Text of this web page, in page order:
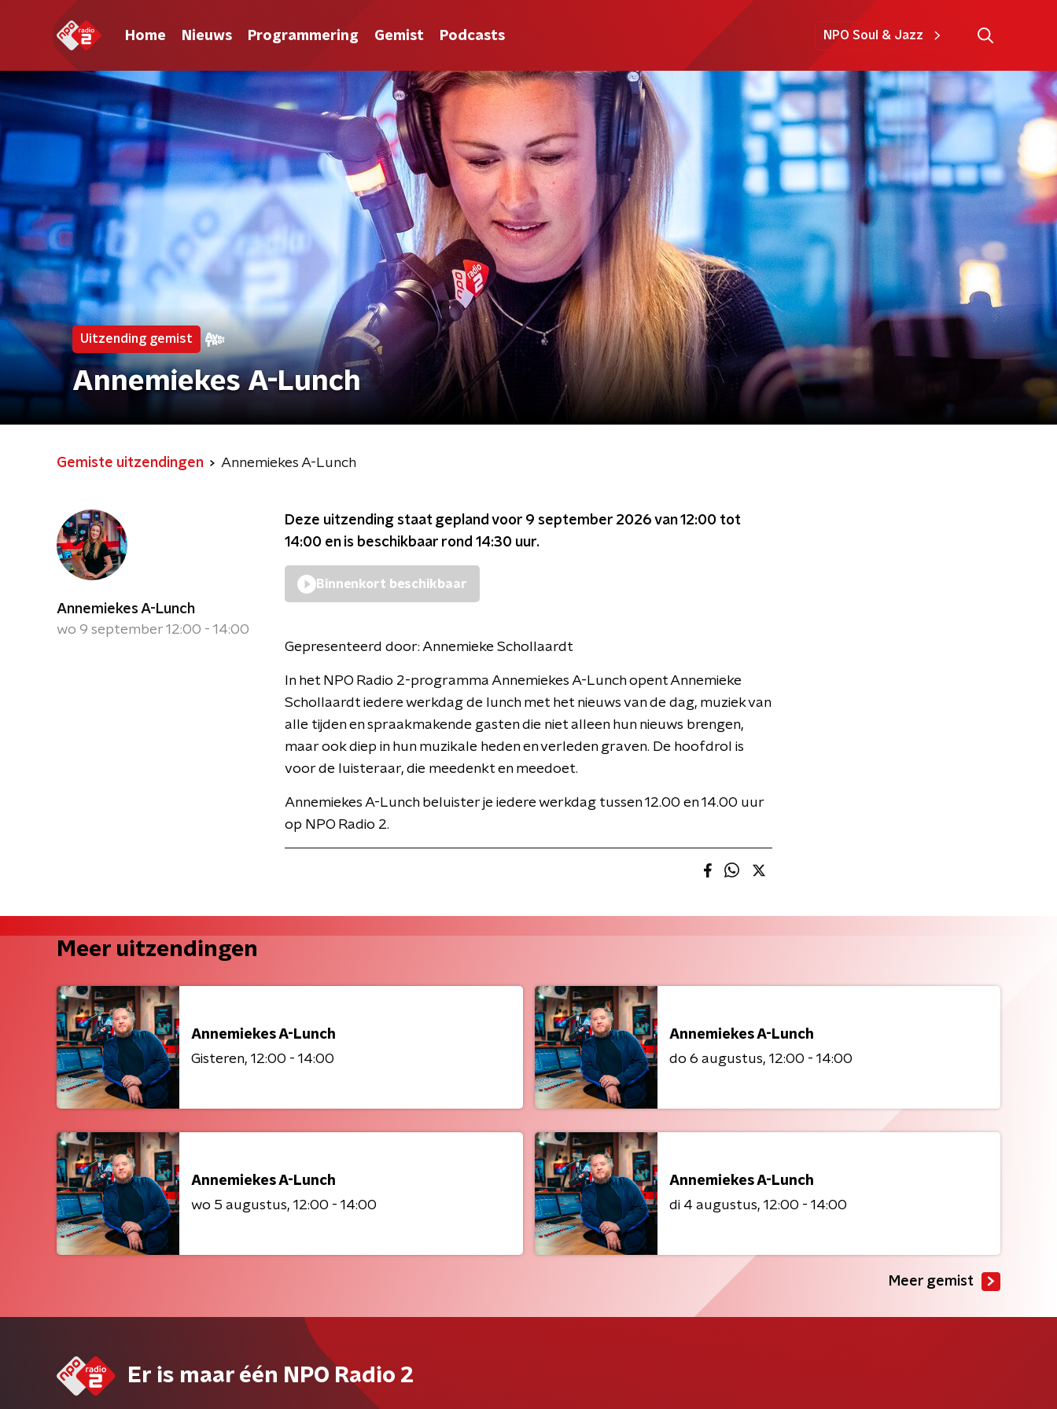
Home Nieuws Programmering Gemist Podcasts NPO Soul & Jazz
Uitzending gemist
Annemiekes A-Lunch
Gemiste uitzendingen Annemiekes A-Lunch
Annemiekes A-Lunch
wo 9 september 12:00 - 14:00
Deze uitzending staat gepland voor 9 september 2026 van 12:00 tot
14:00 en is beschikbaar rond 14:30 uur.
Binnenkort beschikbaar
Gepresenteerd door: Annemieke Schollaardt
In het NPO Radio 2-programma Annemiekes A-Lunch opent Annemieke
Schollaardt iedere werkdag de lunch met het nieuws van de dag, muziek van
alle tijden en spraakmakende gasten die niet alleen hun nieuws brengen,
maar ook diep in hun muzikale heden en verleden graven. De hoofdrol is
voor de luisteraar, die meedenkt en meedoet.
Annemiekes A-Lunch beluister je iedere werkdag tussen 12.00 en 14.00 uur
op NPO Radio 2.
Meer uitzendingen
Annemiekes A-Lunch
Gisteren 12:00 - 14:00
Annemiekes A-Lunch
do 6 augustus 12:00 - 14:00
Annemiekes A-Lunch
wo 5 augustus 12:00 - 14:00
Annemiekes A-Lunch
di 4 augustus 12:00 - 14:00
Meer gemist
Er is maar één NPO Radio 2